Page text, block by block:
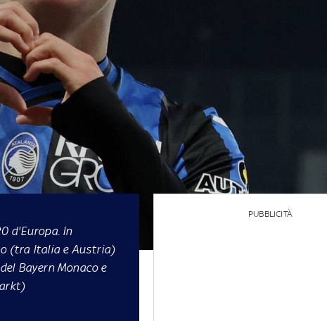
d'Europa. In
(tra Italia e Austria)
Bayern Monaco e
PUBBLICITÀ